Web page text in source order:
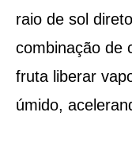
raio de sol
combinação de
fruta liberar
úmido,